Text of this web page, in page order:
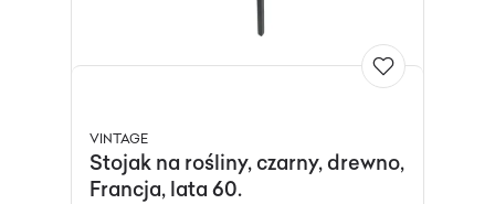
VINTAGE
Stojak na rośliny, czarny, drewno,
Francja, lata 60.